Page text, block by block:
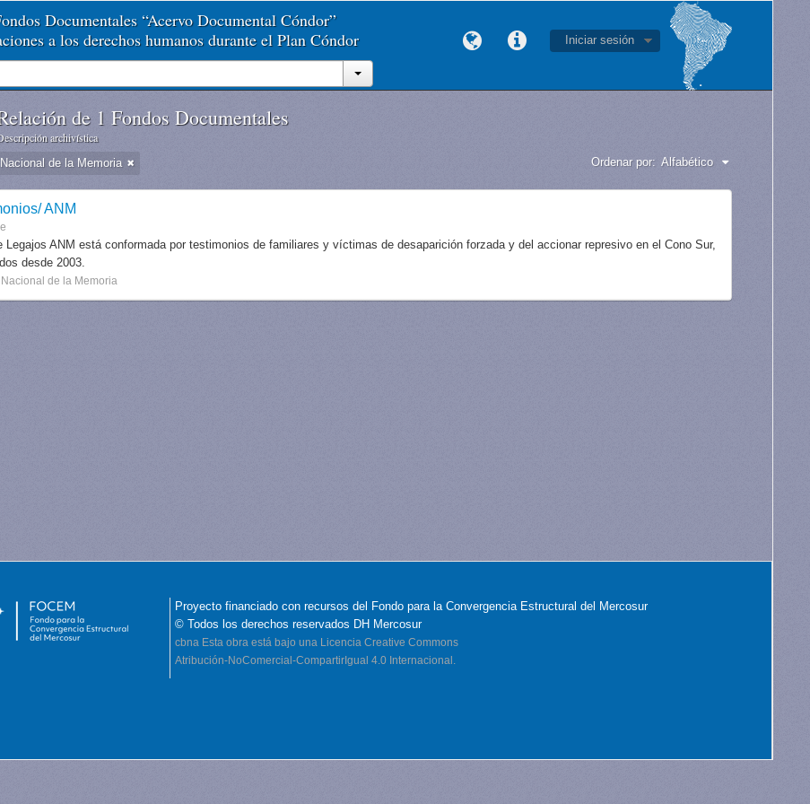
Documentales “Acervo Documental Cóndor”
a los derechos humanos durante el Plan Cóndor
Iniciar sesión
de 1 Fondos Documentales
archivística
de la Memoria Ordenar por: Alfabético
ANM
Legajos ANM está conformada por testimonios de familiares y víctimas de desaparición forzada y del accionar represivo en el Cono Sur,
desde 2003.
de la Memoria
Proyecto financiado con recursos del Fondo para la Convergencia Estructural del Mercosur
© Todos los derechos reservados DH Mercosur
cbna Esta obra está bajo una Licencia Creative Commons
Atribución-NoComercial-CompartirIgual 4.0 Internacional.